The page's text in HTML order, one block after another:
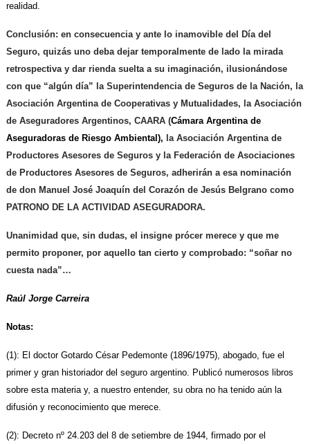
realidad.
Conclusión: en consecuencia y ante lo inamovible del Día del
Seguro, quizás uno deba dejar temporalmente de lado la mirada
retrospectiva y dar rienda suelta a su imaginación, ilusionándose
con que “algún día” la Superintendencia de Seguros de la Nación, la
Asociación Argentina de Cooperativas y Mutualidades, la Asociación
de Aseguradores Argentinos, CAARA (Cámara Argentina de
Aseguradoras de Riesgo Ambiental), la Asociación Argentina de
Productores Asesores de Seguros y la Federación de Asociaciones
de Productores Asesores de Seguros, adherirán a esa nominación
de don Manuel José Joaquín del Corazón de Jesús Belgrano como
PATRONO DE LA ACTIVIDAD ASEGURADORA.
Unanimidad que, sin dudas, el insigne prócer merece y que me
permito proponer, por aquello tan cierto y comprobado: “soñar no
cuesta nada”…
Raúl Jorge Carreira
Notas:
(1): El doctor Gotardo César Pedemonte (1896/1975), abogado, fue el
primer y gran historiador del seguro argentino. Publicó numerosos libros
sobre esta materia y, a nuestro entender, su obra no ha tenido aún la
difusión y reconocimiento que merece.
(2): Decreto nº 24.203 del 8 de setiembre de 1944, firmado por el